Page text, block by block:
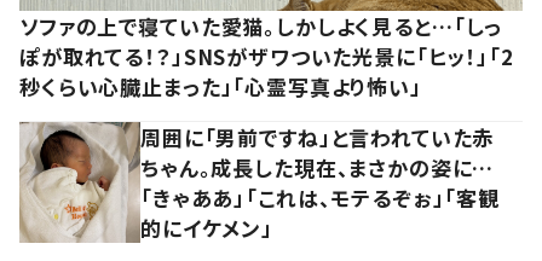
ソファの上で寝ていた愛猫。しかしよく見ると…「しっ
ぽが取れてる！？」SNSがザワついた光景に「ヒッ！」「2
秒くらい心臓止まった」「心霊写真より怖い」
周囲に「男前ですね」と言われていた赤
ちゃん。成長した現在、まさかの姿に…
「きゃああ」「これは、モテるぞぉ」「客観
的にイケメン」